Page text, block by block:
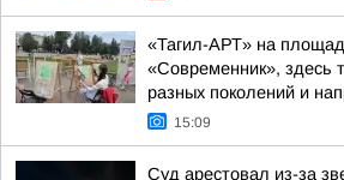
«Тагил-АРТ» на
«Современник», здесь
разных поколений и
15:09
Суд арестовал из-за